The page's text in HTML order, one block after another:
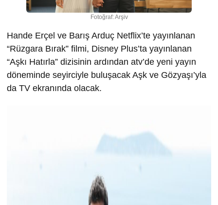
Fotoğraf: Arşiv
Hande Erçel ve Barış Arduç Netflix’te yayınlanan
“Rüzgara Bırak” filmi, Disney Plus’ta yayınlanan
“Aşkı Hatırla” dizisinin ardından atv’de yeni yayın
döneminde seyirciyle buluşacak Aşk ve Gözyaşı’yla
da TV ekranında olacak.